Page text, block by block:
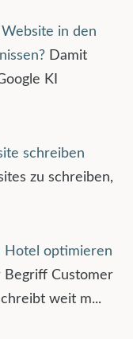
in den
Damit
KI
schreiben
zu schreiben,
Hotel optimieren
Begriff Customer
weit m...